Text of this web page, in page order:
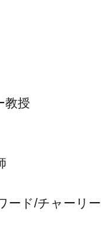
教授
ード/チャーリー